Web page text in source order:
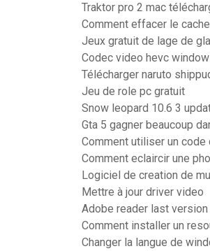
Traktor pro 2 mac
Comment effacer le
Jeux gratuit de lage de
Codec video hevc
Télécharger naruto
Jeu de role pc gratuit
Snow leopard 10.6 3
Gta 5 gagner beaucoup
Comment utiliser un
Comment eclaircir une
Logiciel de creation de
Mettre à jour driver video
Adobe reader last version
Comment installer un
Changer la langue de